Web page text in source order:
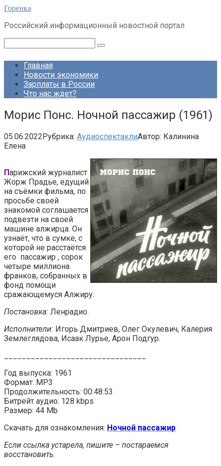
Перейти
контенту
Горенка
Российский информационный новостной портал
Главная
Новости экономики
Зарплаты в России
Что нас ждет?
Морис Понс. Ночной пассажир (1961)
05.06.2022Рубрика: АудиоспектаклиАвтор: Калинина
Елена
Парижский журналист
Жорж Прадье, едущий
на съёмки фильма, по
просьбе своей
знакомой соглашается
подвезти на своей
машине алжирца. Он
узнаёт, что в сумке, с
которой не расстаётся
его пассажир , сорок
четыре миллиона
франков, собранных в
фонд помощи
сражающемуся Алжиру.
Постановка: Ленрадио.
Исполнители: Игорь Дмитриев, Олег Окулевич, Калерия
Землеглядова, Исаак Лурье, Арон Подгур.
Год выпуска: 1961
Формат: MP3
Продолжительность: 00:48:53
Битрейт аудио: 128 kbps
Размер: 44 Mb
Скачать для ознакомления: Ночной пассажир
Если ссылка устарела, пишите – постараемся
восстановить.